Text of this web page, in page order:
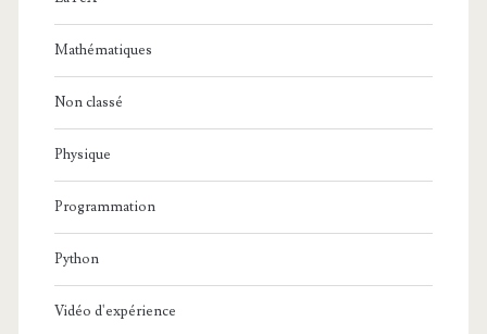
Mathématiques
Non classé
Physique
Programmation
Python
Vidéo d'expérience